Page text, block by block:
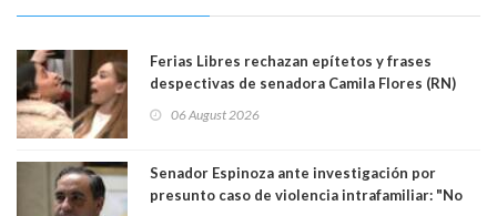
Ferias Libres rechazan epítetos y frases
despectivas de senadora Camila Flores (RN)
06 August 2026
Senador Espinoza ante investigación por
presunto caso de violencia intrafamiliar: "No